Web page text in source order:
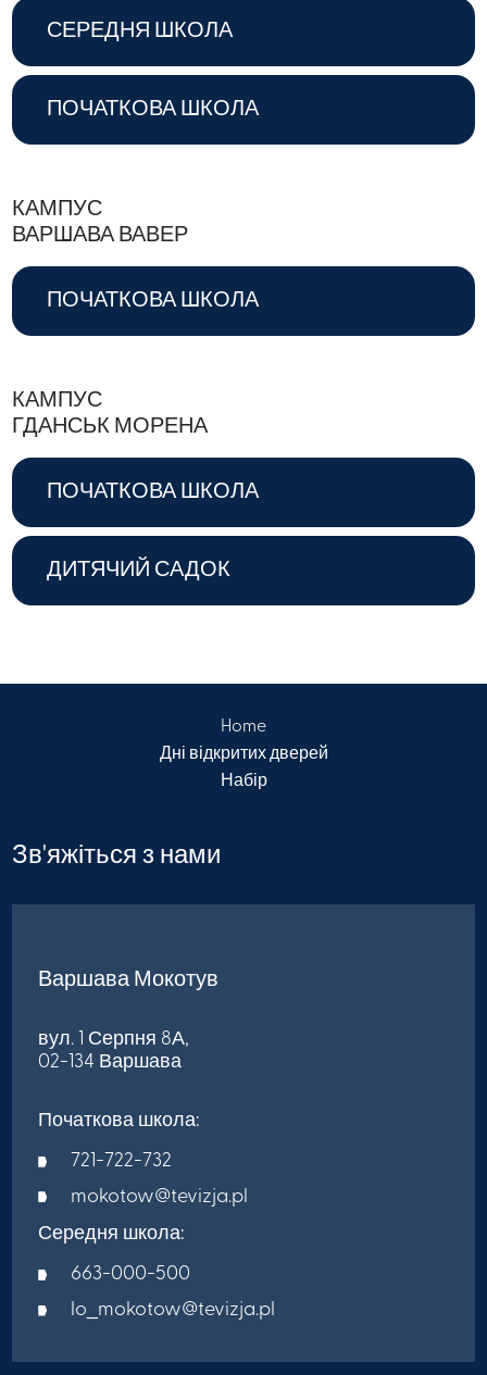
СЕРЕДНЯ ШКОЛА
ПОЧАТКОВА ШКОЛА
КАМПУС
ВАРШАВА ВАВЕР
ПОЧАТКОВА ШКОЛА
КАМПУС
ГДАНСЬК МОРЕНА
ПОЧАТКОВА ШКОЛА
ДИТЯЧИЙ САДОК
Home
Дні відкритих дверей
Набір
Зв'яжіться з нами
Варшава Мокотув
вул. 1 Серпня 8А,
02-134 Варшава
Початкова школа:
721-722-732
mokotow@tevizja.pl
Середня школа:
663-000-500
lo_mokotow@tevizja.pl